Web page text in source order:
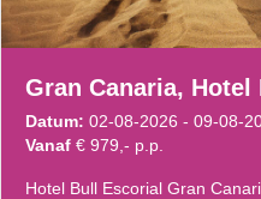
Gran Canaria,
Datum: 02-08-2026 - 09-08-
Vanaf € 979,- p.p.
Hotel Bull Escorial Gran